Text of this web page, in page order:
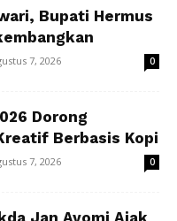
Bupati Hermus
7, 2026 0
Dorong
Berbasis Kopi
7, 2026 0
Jan Ayomi Ajak